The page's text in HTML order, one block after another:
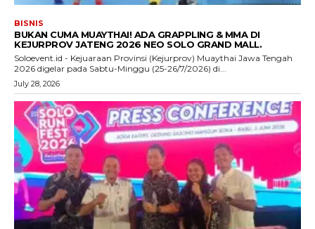
BISNIS
BUKAN CUMA MUAYTHAI! ADA GRAPPLING & MMA DI
KEJURPROV JATENG 2026 NEO SOLO GRAND MALL.
Soloevent.id - Kejuaraan Provinsi (Kejurprov) Muaythai Jawa Tengah
2026 digelar pada Sabtu-Minggu (25-26/7/2026) di...
July 28, 2026